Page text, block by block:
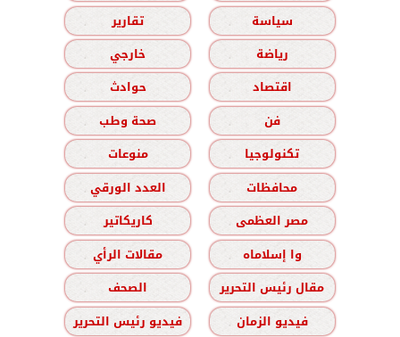
سياسة
تقارير
رياضة
خارجي
اقتصاد
حوادث
فن
صحة وطب
تكنولوجيا
منوعات
محافظات
العدد الورقي
مصر العظمى
كاريكاتير
وا إسلاماه
مقالات الرأي
مقال رئيس التحرير
الصحف
فيديو الزمان
فيديو رئيس التحرير